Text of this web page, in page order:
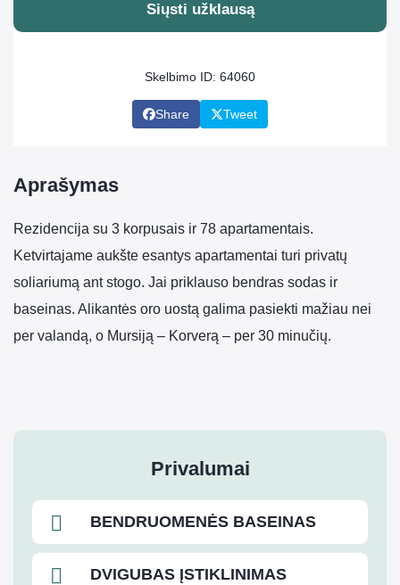
Siųsti užklausą
Skelbimo ID: 64060
Share Tweet
Aprašymas
Rezidencija su 3 korpusais ir 78 apartamentais.
Ketvirtajame aukšte esantys apartamentai turi privatų
soliariumą ant stogo. Jai priklauso bendras sodas ir
baseinas. Alikantės oro uostą galima pasiekti mažiau nei
per valandą, o Mursiją – Korverą – per 30 minučių.
Privalumai
BENDRUOMENĖS BASEINAS
DVIGUBAS ĮSTIKLINIMAS